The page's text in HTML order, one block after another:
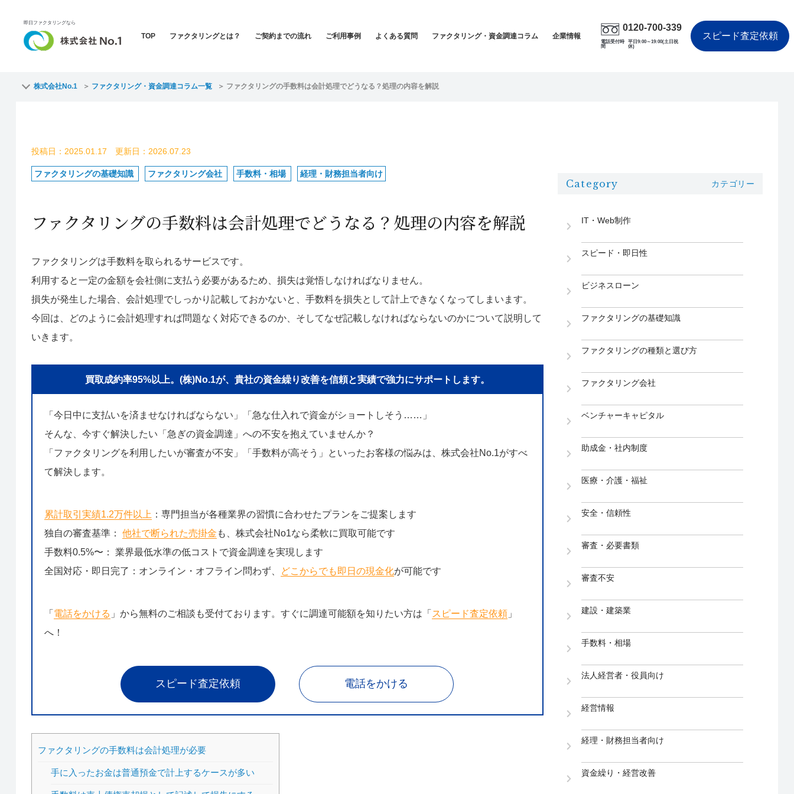
即日ファクタリングなら
TOP ファクタリングとは？ ご契約までの流れ ご利用事例 よくある質問 ファクタリング・資金調達コラム 企業情報
0120-700-339
電話受付時
間
平日9:00～19:00(土日祝
休)
スピード査定依頼
株式会社No.1 ファクタリング・資金調達コラム一覧 ファクタリングの手数料は会計処理でどうなる？処理の内容を解説
投稿日：2025.01.17 更新日：2026.07.23
ファクタリングの基礎知識 ファクタリング会社 手数料・相場 経理・財務担当者向け
ファクタリングの手数料は会計処理でどうなる？処理の内容を解説
ファクタリングは手数料を取られるサービスです。
利用すると一定の金額を会社側に支払う必要があるため、損失は覚悟しなければなりません。
損失が発生した場合、会計処理でしっかり記載しておかないと、手数料を損失として計上できなくなってしまいます。
今回は、どのように会計処理すれば問題なく対応できるのか、そしてなぜ記載しなければならないのかについて説明して
いきます。
買取成約率95%以上。(株)No.1が、貴社の資金繰り改善を信頼と実績で強力にサポートします。
「今日中に支払いを済ませなければならない」「急な仕入れで資金がショートしそう……」
そんな、今すぐ解決したい「急ぎの資金調達」への不安を抱えていませんか？
「ファクタリングを利用したいが審査が不安」「手数料が高そう」といったお客様の悩みは、株式会社No.1がすべ
て解決します。
累計取引実績1.2万件以上 ：専門担当が各種業界の習慣に合わせたプランをご提案します
独自の審査基準： 他社で断られた売掛金 も、株式会社No1なら柔軟に買取可能です
手数料0.5%〜： 業界最低水準の低コストで資金調達を実現します
全国対応・即日完了：オンライン・オフライン問わず、
どこからでも即日の現金化が可能です
「 電話をかける 」から無料のご相談も受付ております。すぐに調達可能額を知りたい方は「 スピード査定依頼」
へ！
スピード査定依頼 電話をかける
ファクタリングの手数料は会計処理が必要
手に入ったお金は普通預金で計上するケースが多い
Category カテゴリー
IT・Web制作
スピード・即日性
ビジネスローン
ファクタリングの基礎知識
ファクタリングの種類と選び方
ファクタリング会社
ベンチャーキャピタル
助成金・社内制度
医療・介護・福祉
安全・信頼性
審査・必要書類
審査不安
建設・建築業
手数料・相場
法人経営者・役員向け
経営情報
経理・財務担当者向け
資金繰り・経営改善